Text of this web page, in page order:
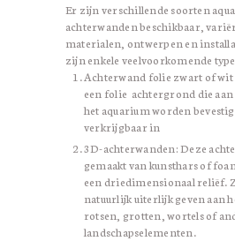
Er zijn verschillende soorten
achterwanden beschikbaar,
materialen, ontwerpen en
zijn enkele veelvoorkomende
Achterwand folie zwart of wit
een folie achtergrond die aan
het aquarium worden
verkrijgbaar in
3D-achterwanden: Deze
gemaakt van kunsthars of
een driedimensionaal reliëf.
natuurlijk uiterlijk geven aan
rotsen, grotten, wortels of
landschapselementen.